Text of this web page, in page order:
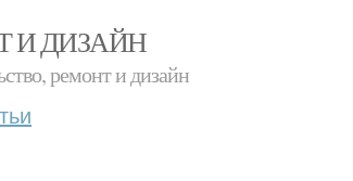
И ДИЗАЙН
ремонт и дизайн